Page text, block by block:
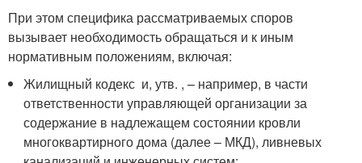
При этом специфика рассматриваемых споров
вызывает необходимость обращаться и к иным
нормативным положениям, включая:
Жилищный кодекс и, утв. , – например, в части
ответственности управляющей организации за
содержание в надлежащем состоянии кровли
многоквартирного дома (далее – МКД), ливневых